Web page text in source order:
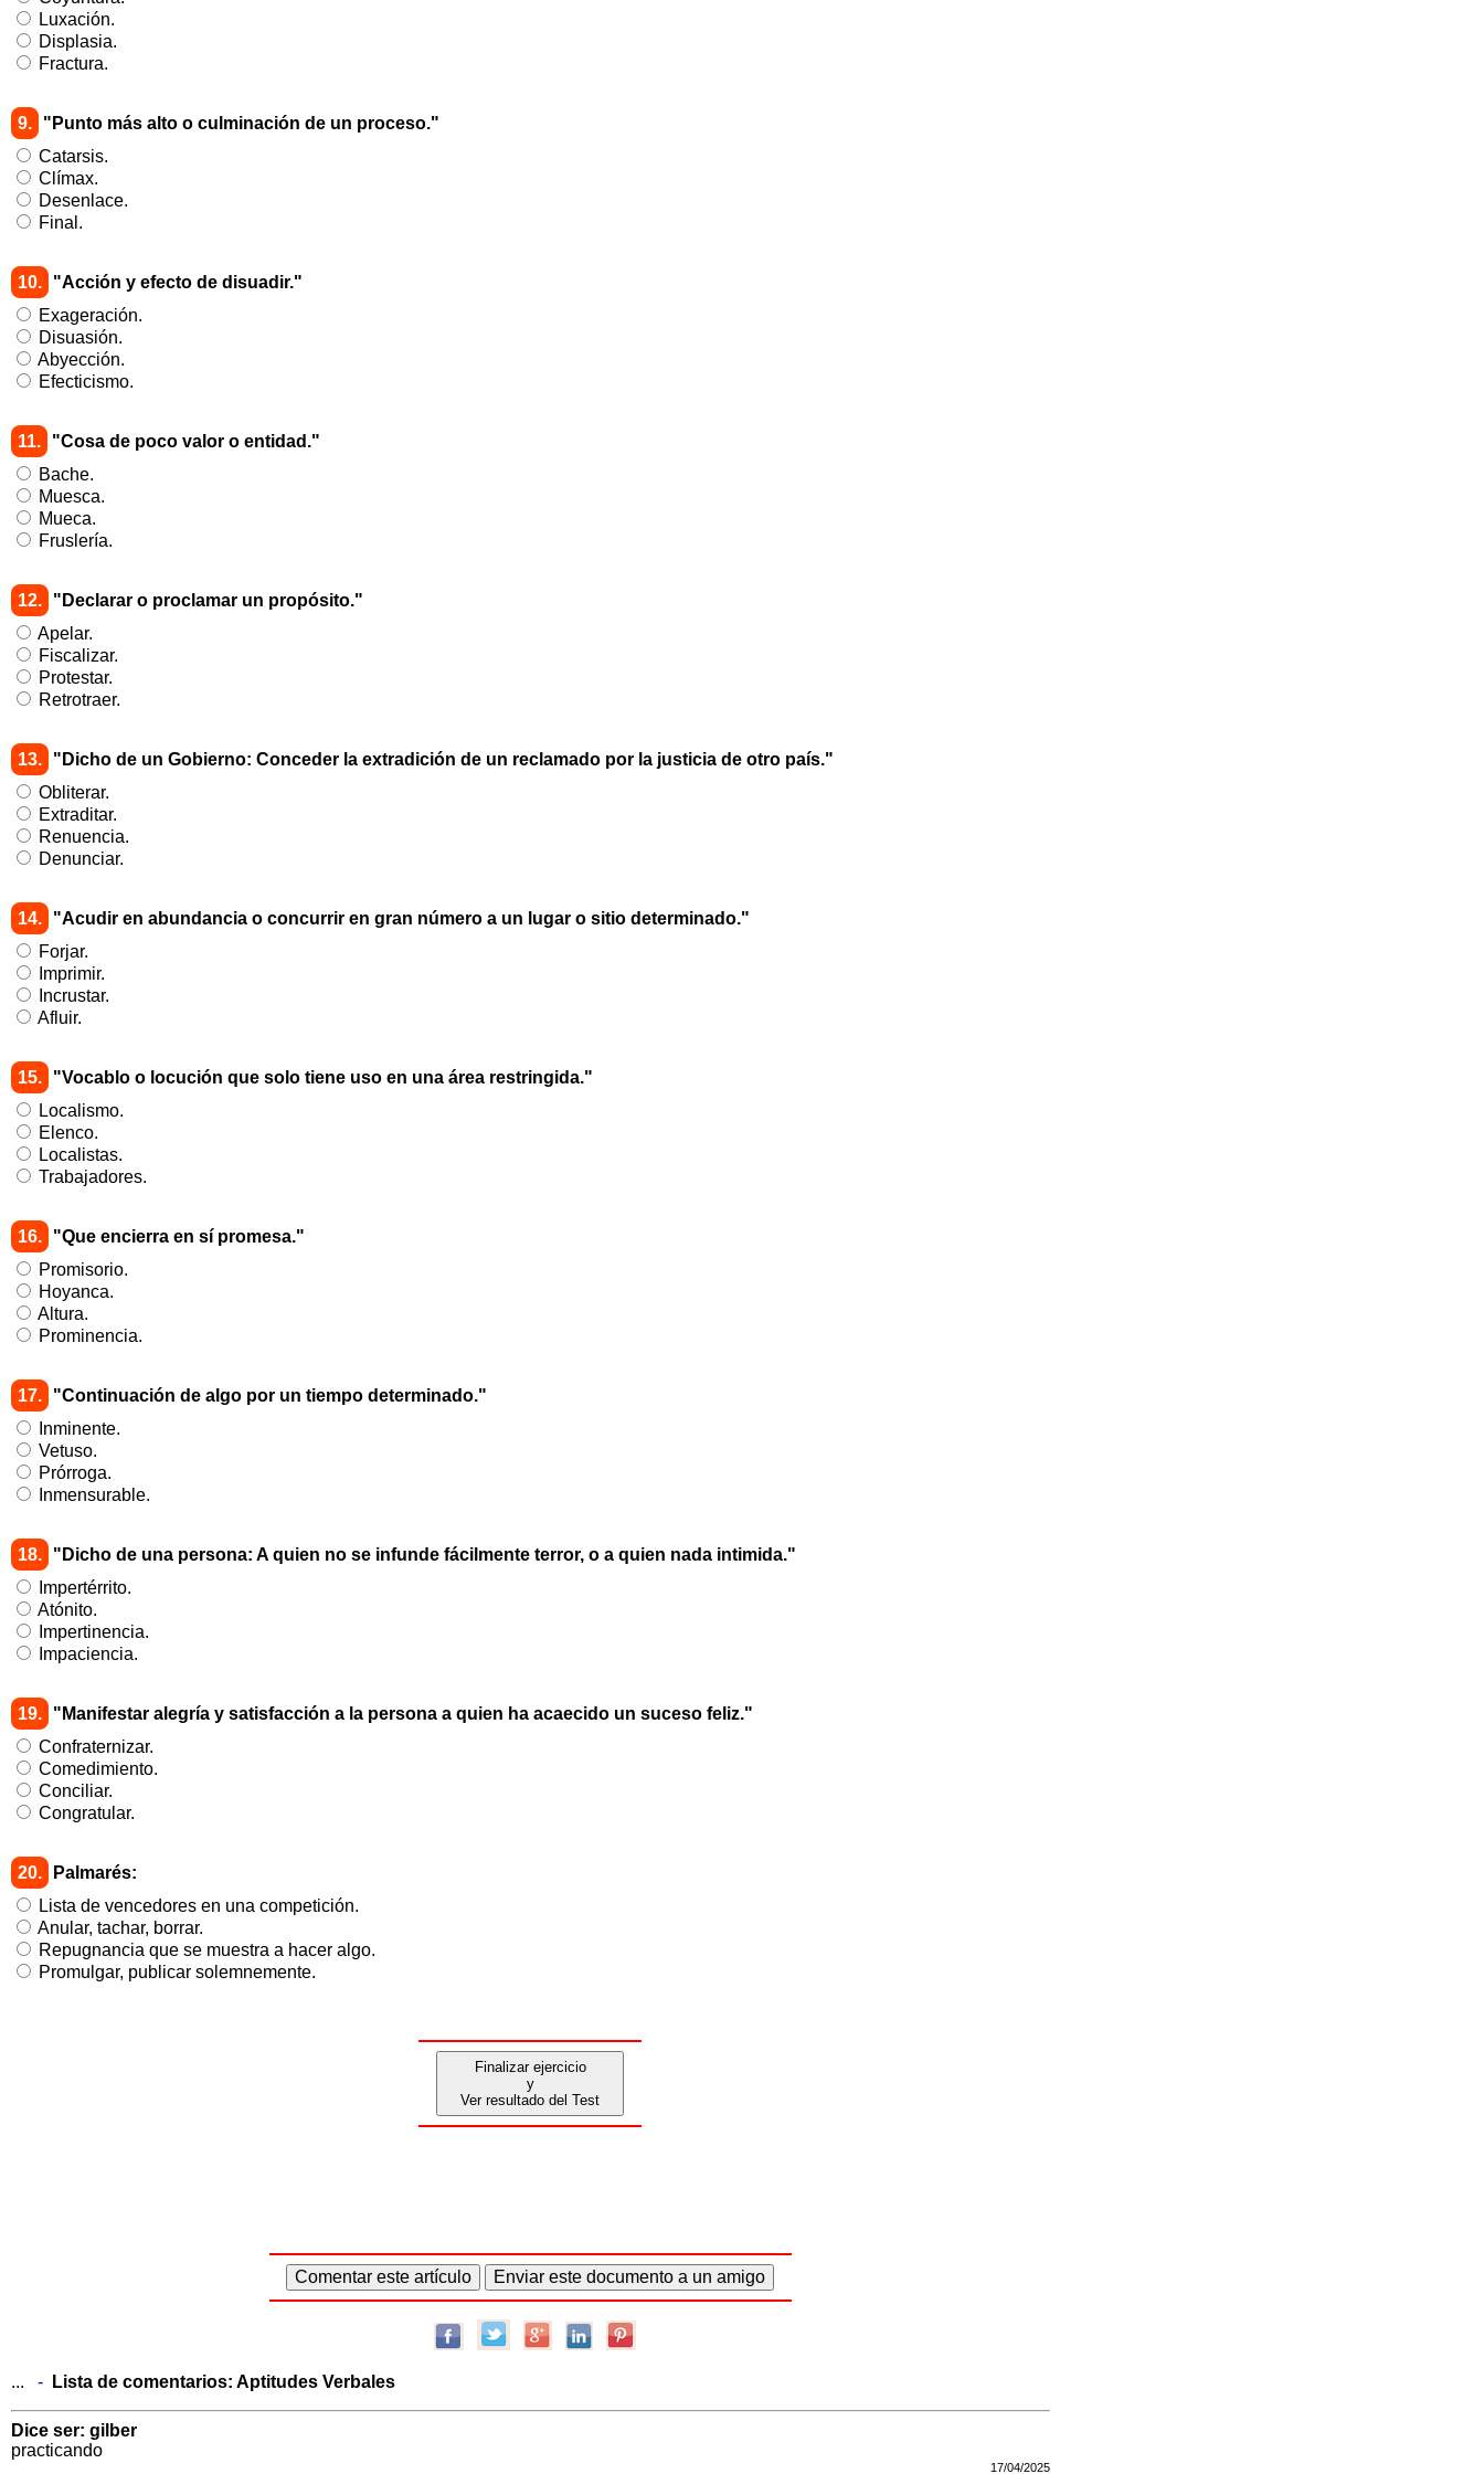
Luxación.
Displasia.
Fractura.
9.
"Punto más alto o culminación de un proceso."
Catarsis.
Clímax.
Desenlace.
Final.
10.
"Acción y efecto de disuadir."
Exageración.
Disuasión.
Abyección.
Efecticismo.
11.
"Cosa de poco valor o entidad."
Bache.
Muesca.
Mueca.
Fruslería.
12.
"Declarar o proclamar un propósito."
Apelar.
Fiscalizar.
Protestar.
Retrotraer.
13.
"Dicho de un Gobierno: Conceder la extradición de un reclamado por la justicia de otro país."
Obliterar.
Extraditar.
Renuencia.
Denunciar.
14.
"Acudir en abundancia o concurrir en gran número a un lugar o sitio determinado."
Forjar.
Imprimir.
Incrustar.
Afluir.
15.
"Vocablo o locución que solo tiene uso en una área restringida."
Localismo.
Elenco.
Localistas.
Trabajadores.
16.
"Que encierra en sí promesa."
Promisorio.
Hoyanca.
Altura.
Prominencia.
17.
"Continuación de algo por un tiempo determinado."
Inminente.
Vetuso.
Prórroga.
Inmensurable.
18.
"Dicho de una persona: A quien no se infunde fácilmente terror, o a quien nada intimida."
Impertérrito.
Atónito.
Impertinencia.
Impaciencia.
19.
"Manifestar alegría y satisfacción a la persona a quien ha acaecido un suceso feliz."
Confraternizar.
Comedimiento.
Conciliar.
Congratular.
20.
Palmarés:
Lista de vencedores en una competición.
Anular, tachar, borrar.
Repugnancia que se muestra a hacer algo.
Promulgar, publicar solemnemente.
Finalizar ejercicio
y
Ver resultado del Test
... - Lista de comentarios: Aptitudes Verbales
Dice ser: gilber
practicando
17/04/2025